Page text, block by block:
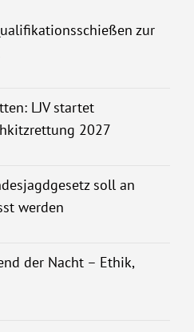
zur
LJV startet
2027
soll an
werden
der Nacht – Ethik,